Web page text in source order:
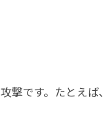
撃です。たとえば、